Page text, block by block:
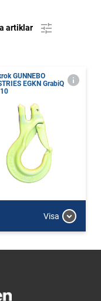
artiklar
GUNNEBO
EGKN GrabiQ
Visa